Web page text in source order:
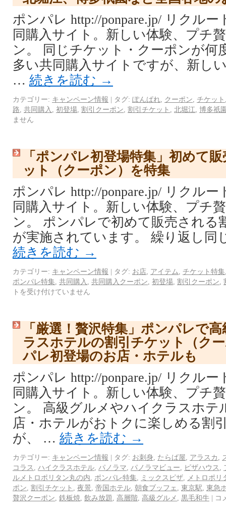
ポンパレ http://ponpare.jp/ リクル
同購入サイト。新しい体験、プチ
ン。 同じチケット・クーポンが何
多い共同購入サイトですが、新し
… 続きを読む →
カテゴリー: キャンペーン情報 | タグ: ぽんぱれ クーポン チケット
路 共同購入 初登場 割引クーポン 割引チケット 北堀江 博多祇
ません
「ポンパレ初登場特集」初めて
ット（クーポン）を特集
ポンパレ http://ponpare.jp/ リクル
同購入サイト。新しい体験、プチ
ン。 ポンパレで初めて販売される
が実施されています。 繰り返し
続きを読む →
カテゴリー: キャンペーン情報 | タグ: お店 アイテム チケット特集
ポンパレ特集 共同購入 共同購入クーポン 初登場 割引クーポン
トを受け付けていません
「厳選！贅沢特集」ポンパレで
ラスホテルの割引チケット（ク
パレ初登場のお店・ホテルも
ポンパレ http://ponpare.jp/ リクル
同購入サイト。新しい体験、プチ
ン。 高級グルメやハイクラスホテ
店・ホテルがおトクに楽しめる割
が、 … 続きを読む →
カテゴリー: キャンペーン情報 | タグ: お刺身 たらば屋 アラスカ
コラス
ハイクラスホテル パノラマ パノラマビュー ピザハウス
ルメトロポリタン丸の内
ポンパレ特集 ミックスピザ
メトロポリ
ポン 割引チケット 夜景 帝国ホテル 朝食ブッフェ 東京駅 東急
贅沢クーポン 鉄板焼 飲み放題 高層階 高級グルメ 黒毛和牛 | コ